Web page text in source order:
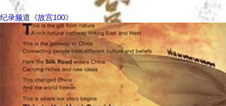
纪录频道《故宫100》